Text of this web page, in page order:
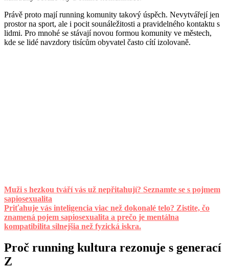
Právě proto mají running komunity takový úspěch. Nevytvářejí jen
prostor na sport, ale i pocit sounáležitosti a pravidelného kontaktu s
lidmi. Pro mnohé se stávají novou formou komunity ve městech,
kde se lidé navzdory tisícům obyvatel často cítí izolovaně.
Muži s hezkou tváří vás už nepřitahují? Seznamte se s pojmem
sapiosexualita
Priťahuje vás inteligencia viac než dokonalé telo? Zistite, čo
znamená pojem sapiosexualita a prečo je mentálna
kompatibilita silnejšia než fyzická iskra.
Proč running kultura rezonuje s generací
Z